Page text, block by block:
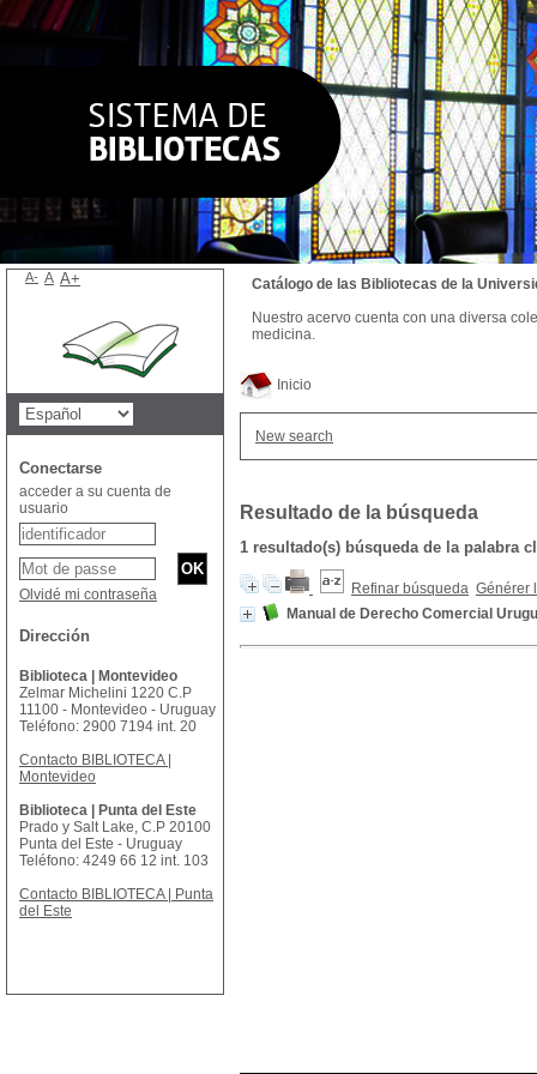
Inicio
New search
Resultado de la búsqueda
1 resultado(s) búsqueda de la palabra
Refinar búsqueda Générer
Manual de Derecho Comercial
Catálogo de las Bibliotecas de la
Nuestro acervo cuenta con una diversa
medicina.
A- A A+
Conectarse
acceder a su cuenta de
usuario
Olvidé mi contraseña
Dirección
Biblioteca | Montevideo
Zelmar Michelini 1220 C.P
11100 - Montevideo - Uruguay
Teléfono: 2900 7194 int. 20
Contacto BIBLIOTECA |
Montevideo
Biblioteca | Punta del Este
Prado y Salt Lake, C.P 20100
Punta del Este - Uruguay
Teléfono: 4249 66 12 int. 103
Contacto BIBLIOTECA | Punta
del Este